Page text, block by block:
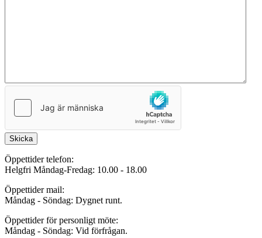
Skicka
Öppettider telefon:
Helgfri Måndag-Fredag: 10.00 - 18.00
Öppettider mail:
Måndag - Söndag: Dygnet runt.
Öppettider för personligt möte:
Måndag - Söndag: Vid förfrågan.